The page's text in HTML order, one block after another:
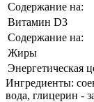
Содержание на:
Витамин D3
Содержание на:
Жиры
Энергетическая
Ингредиенты:
вода, глицерин -